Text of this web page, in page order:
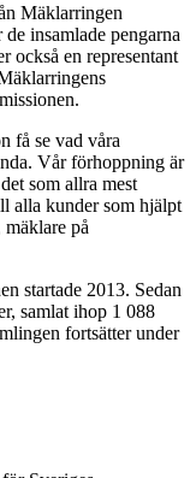
Mäklarringen
insamlade pengarna
också en representant
få se vad våra
Vår förhoppning är
som allra mest
alla kunder som hjälpt
mäklare på
startade 2013. Sedan
samlat ihop 1 088
fortsätter under